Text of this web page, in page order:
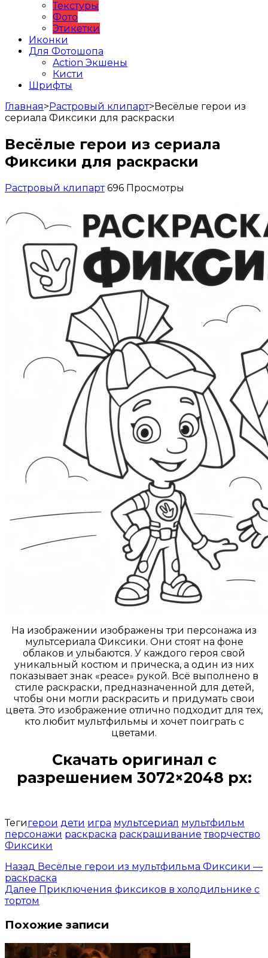
Текстуры
Фото
Этикетки
Иконки
Для Фотошопа
Action Экшены
Кисти
Шрифты
Главная>Растровый клипарт>Весёлые герои из
сериала Фиксики для раскраски
Весёлые герои из сериала
Фиксики для раскраски
Растровый клипарт 696 Просмотры
На изображении изображены три персонажа из
мультсериала Фиксики. Они стоят на фоне
облаков и улыбаются. У каждого героя свой
уникальный костюм и прическа, а один из них
показывает знак «peace» рукой. Всё выполнено в
стиле раскраски, предназначенной для детей,
чтобы они могли раскрасить и придумать свои
цвета. Это изображение отлично подходит для тех,
кто любит мультфильмы и хочет поиграть с
цветами.
Скачать оригинал с
разрешением 3072×2048 px:
Тегигерои дети игра мультсериал мультфильм
персонажи раскраска раскрашивание творчество
Фиксики
Назад Весёлые герои из мультфильма Фиксики —
раскраска
Далее Приключения фиксиков в холодильнике с
тортом
Похожие записи